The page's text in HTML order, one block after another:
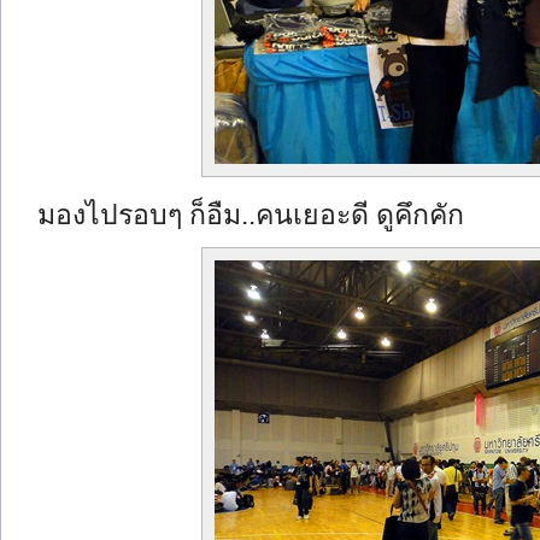
มองไปรอบๆ ก็อืม..คนเยอะดี ดูคึกคัก